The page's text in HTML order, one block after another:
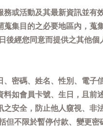
或活動及其最新資訊並
集目的之必要地區內，
後經您同意而提供之其他
密碼、姓名、性別、電
如會員卡號、生日，且
安全，防止他人窺視、
但不限於暫停付款、變更